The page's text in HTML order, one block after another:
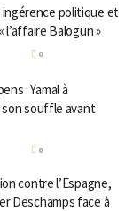
ingérence politique et
Balogun »
0
: Yamal à
son souffle avant
0
contre l’Espagne,
Deschamps face à